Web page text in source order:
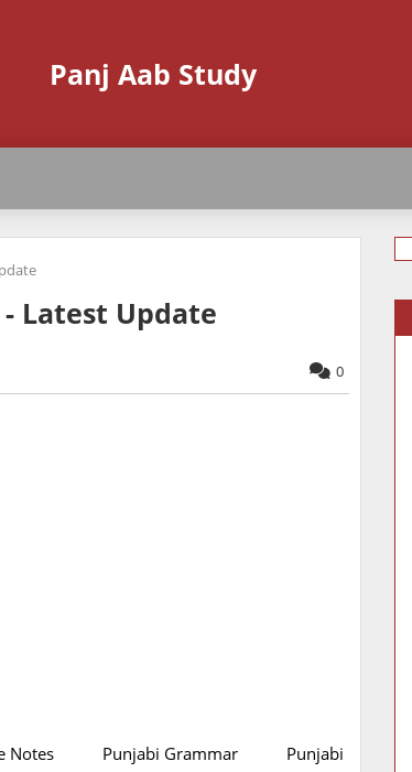
Panj Aab Study
Latest Update
0
Notes Punjabi Grammar Punjabi Litrature